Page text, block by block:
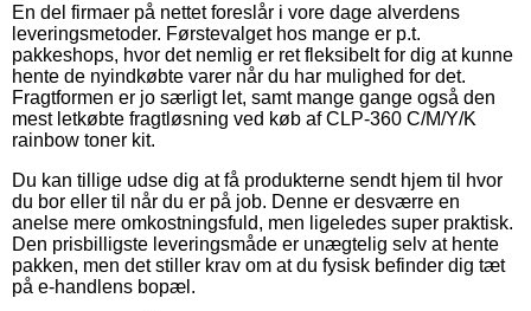
En del firmaer på nettet foreslår i vore dage alverdens
leveringsmetoder. Førstevalget hos mange er p.t.
pakkeshops, hvor det nemlig er ret fleksibelt for dig at kunne
hente de nyindkøbte varer når du har mulighed for det.
Fragtformen er jo særligt let, samt mange gange også den
mest letkøbte fragtløsning ved køb af CLP-360 C/M/Y/K
rainbow toner kit.
Du kan tillige udse dig at få produkterne sendt hjem til hvor
du bor eller til når du er på job. Denne er desværre en
anelse mere omkostningsfuld, men ligeledes super praktisk.
Den prisbilligste leveringsmåde er unægtelig selv at hente
pakken, men det stiller krav om at du fysisk befinder dig tæt
på e-handlens bopæl.